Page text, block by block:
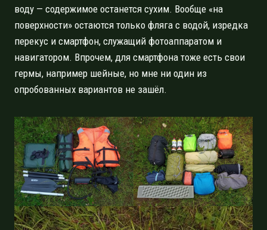
воду — содержимое останется сухим. Вообще «на
поверхности» остаются только фляга с водой, изредка
перекус и смартфон, служащий фотоаппаратом и
навигатором. Впрочем, для смартфона тоже есть свои
гермы, например шейные, но мне ни один из
опробованных вариантов не зашёл.